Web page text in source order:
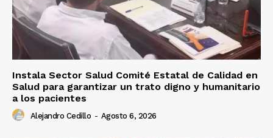
Instala Sector Salud Comité Estatal de Calidad en
Salud para garantizar un trato digno y humanitario
a los pacientes
Alejandro Cedillo - Agosto 6, 2026